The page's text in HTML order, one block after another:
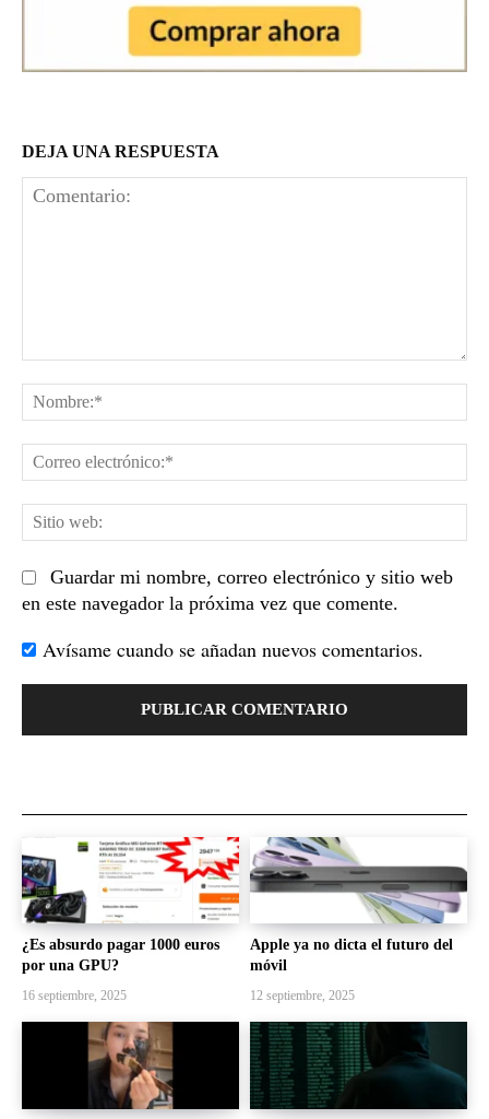
DEJA UNA RESPUESTA
Guardar mi nombre, correo electrónico y sitio web
en este navegador la próxima vez que comente.
Avísame cuando se añadan nuevos comentarios.
¿Es absurdo pagar 1000 euros
por una GPU?
16 septiembre, 2025
Apple ya no dicta el futuro del
móvil
12 septiembre, 2025